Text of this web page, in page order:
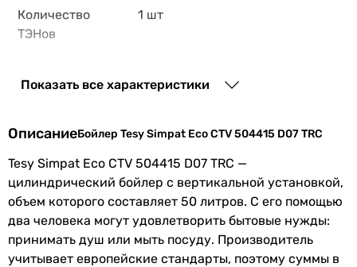
Количество
ТЭНов
1 шт
ступеней
Минимальное
время
нагрева воды
104 мин.
Максимальная
температура
нагрева
75 °C
Показать все характеристики
ОписаниеБойлер Tesy Simpat Eco CTV 504415 D07 TRC
Tesy Simpat Eco CTV 504415 D07 TRC —
цилиндрический бойлер с вертикальной установкой,
объем которого составляет 50 литров. С его помощью
два человека могут удовлетворить бытовые нужды:
принимать душ или мыть посуду. Производитель
учитывает европейские стандарты, поэтому суммы в